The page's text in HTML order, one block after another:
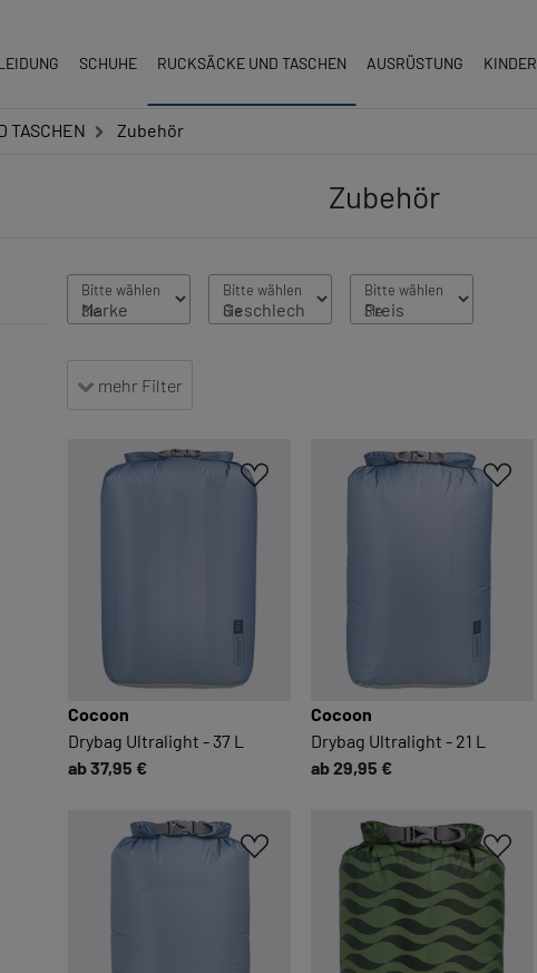
SCHUHE RUCKSÄCKE UND TASCHEN AUSRÜSTUNG KINDER
TASCHEN Zubehör
Zubehör
mehr Filter
Cocoon
Drybag Ultralight - 37 L
ab 37,95 €
Cocoon
Drybag Ultralight - 21 L
ab 29,95 €